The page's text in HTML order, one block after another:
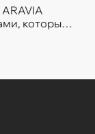
которые